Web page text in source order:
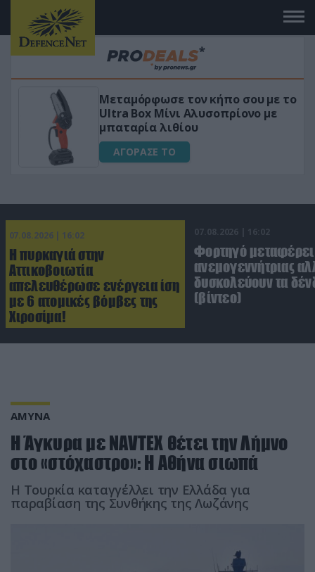
Μεταμόρφωσε τον κήπο σου με το
Ultra Box Μίνι Αλυσοπρίονο με
μπαταρία λιθίου
ΑΓΟΡΑΣΕ ΤΟ
07.08.2026 | 16:02
Η πυρκαγιά στην
Αττικοβοιωτία
απελευθέρωσε ενέργεια ίση
με 6 ατομικές βόμβες της
Χιροσίμα!
07.08.2026 | 16:02
Φορτηγό μεταφέρει
ανεμογεννήτριας
δυσκολεύουν τα
(βίντεο)
ΑΜΥΝΑ
H Άγκυρα με NAVTEX θέτει την Λήμνο
στο «στόχαστρο»: Η Αθήνα σιωπά
Η Τουρκία καταγγέλλει την Ελλάδα για
παραβίαση της Συνθήκης της Λωζάνης